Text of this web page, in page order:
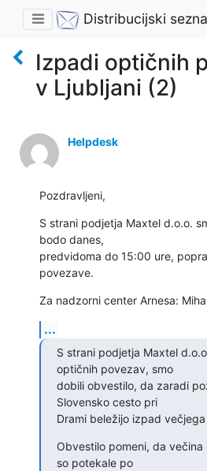
Distribucijski
Izpadi optičnih
v Ljubljani (2)
Helpdesk
Pozdravljeni,
S strani podjetja Maxtel d.o.o.
bodo danes,
predvidoma do 15:00 ure,
povezave.
Za nadzorni center Arnesa:
...
S strani podjetja Maxtel
optičnih povezav, smo
dobili obvestilo, da zaradi
Slovensko cesto pri
Drami beležijo izpad
Obvestilo pomeni, da
so potekale po